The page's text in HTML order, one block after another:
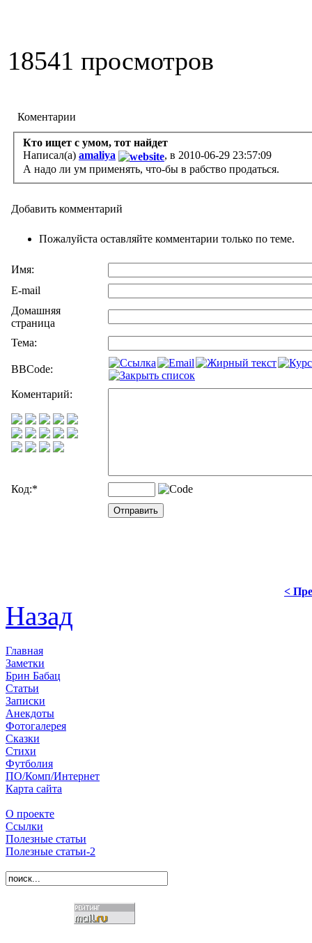
18541 просмотров
Коментарии
Кто ищет с умом, тот найдет
Написал(а) amaliya
, в 2010-06-29 23:57:09
А надо ли ум применять, что-бы в рабство продаться.
Добавить комментарий
Пожалуйста оставляйте комментарии только по теме.
Имя:
E-mail
Домашняя
страница
Тема:
BBCode:
Коментарий:
Код:*
<
Назад
Главная
Заметки
Брин Бабац
Статьи
Записки
Анекдоты
Фотогалерея
Сказки
Стихи
Футболия
ПО/Комп/Интернет
Карта сайта
О проекте
Ссылки
Полезные статьи
Полезные статьи-2